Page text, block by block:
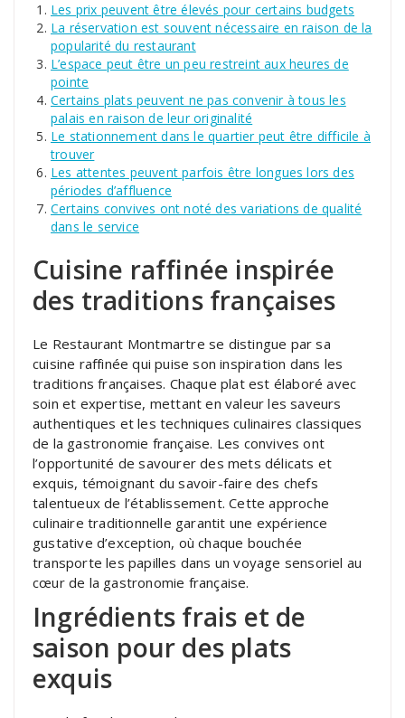
Les prix peuvent être élevés pour certains budgets
La réservation est souvent nécessaire en raison de la
popularité du restaurant
L’espace peut être un peu restreint aux heures de
pointe
Certains plats peuvent ne pas convenir à tous les
palais en raison de leur originalité
Le stationnement dans le quartier peut être difficile à
trouver
Les attentes peuvent parfois être longues lors des
périodes d’affluence
Certains convives ont noté des variations de qualité
dans le service
Cuisine raffinée inspirée
des traditions françaises
Le Restaurant Montmartre se distingue par sa
cuisine raffinée qui puise son inspiration dans les
traditions françaises. Chaque plat est élaboré avec
soin et expertise, mettant en valeur les saveurs
authentiques et les techniques culinaires classiques
de la gastronomie française. Les convives ont
l’opportunité de savourer des mets délicats et
exquis, témoignant du savoir-faire des chefs
talentueux de l’établissement. Cette approche
culinaire traditionnelle garantit une expérience
gustative d’exception, où chaque bouchée
transporte les papilles dans un voyage sensoriel au
cœur de la gastronomie française.
Ingrédients frais et de
saison pour des plats
exquis